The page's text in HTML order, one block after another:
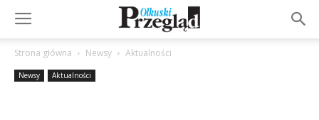
Strona główna Newsy Aktualności
Newsy Aktualności